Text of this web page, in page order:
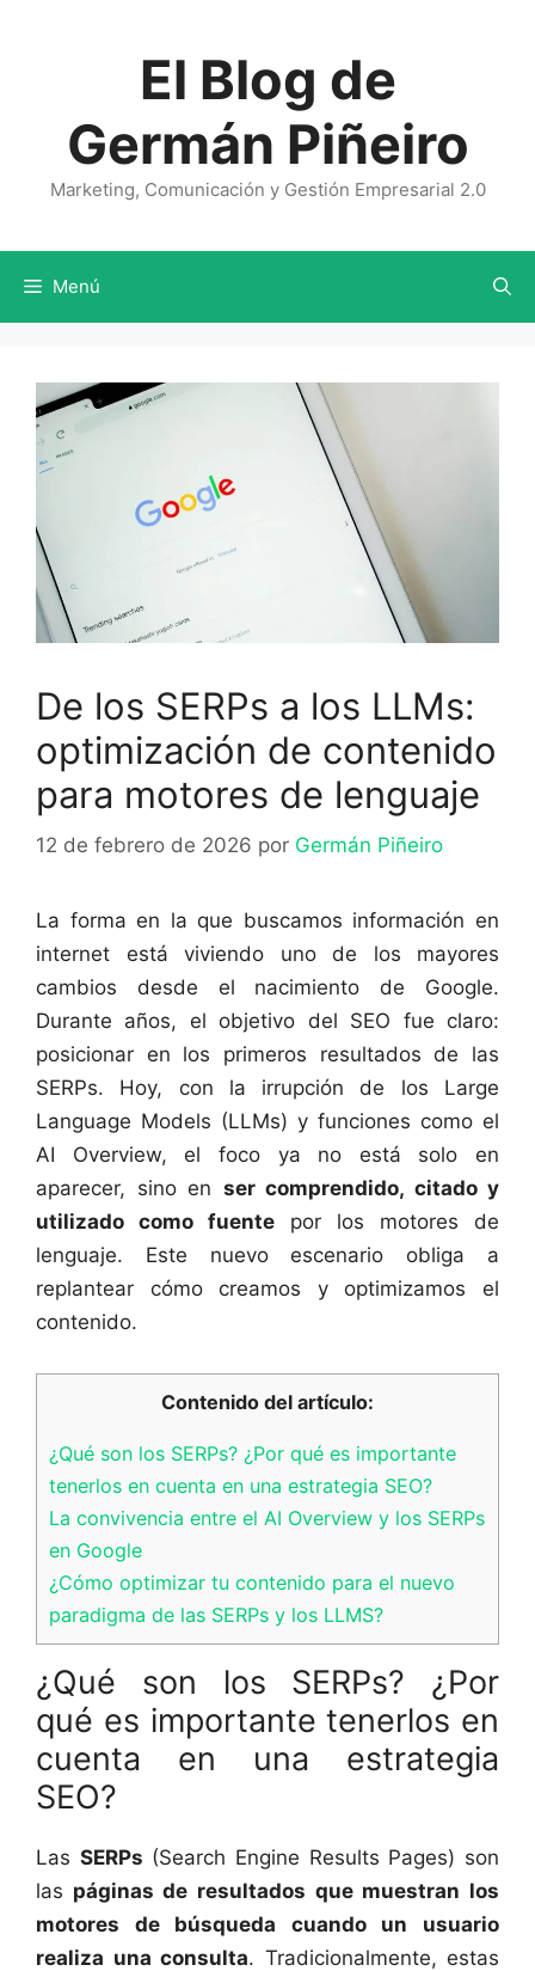
El Blog de
Germán Piñeiro
Marketing, Comunicación y Gestión Empresarial 2.0
Menú
De los SERPs a los LLMs:
optimización de contenido
para motores de lenguaje
12 de febrero de 2026 por Germán Piñeiro
La forma en la que buscamos información en
internet está viviendo uno de los mayores
cambios desde el nacimiento de Google.
Durante años, el objetivo del SEO fue claro:
posicionar en los primeros resultados de las
SERPs. Hoy, con la irrupción de los Large
Language Models (LLMs) y funciones como el
AI Overview, el foco ya no está solo en
aparecer, sino en ser comprendido, citado y
utilizado como fuente por los motores de
lenguaje. Este nuevo escenario obliga a
replantear cómo creamos y optimizamos el
contenido.
Contenido del artículo:
¿Qué son los SERPs? ¿Por qué es importante
tenerlos en cuenta en una estrategia SEO?
La convivencia entre el AI Overview y los SERPs
en Google
¿Cómo optimizar tu contenido para el nuevo
paradigma de las SERPs y los LLMS?
¿Qué son los SERPs? ¿Por
qué es importante tenerlos en
cuenta en una estrategia
SEO?
Las SERPs (Search Engine Results Pages) son
las páginas de resultados que muestran los
motores de búsqueda cuando un usuario
realiza una consulta. Tradicionalmente, estas